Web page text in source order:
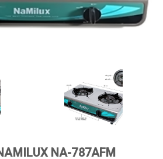
NA-787AFM